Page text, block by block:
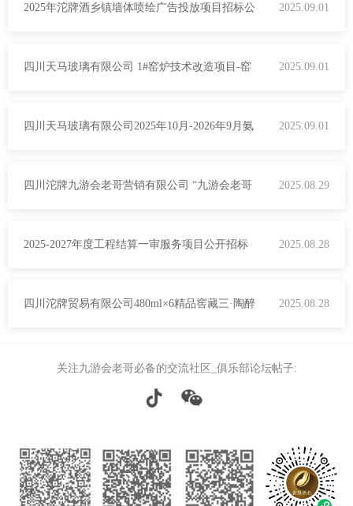
2025年沱牌酒乡镇墙体喷绘广告投放项目招标公 2025.09.01
四川天马玻璃有限公司 1#窑炉技术改造项目-窑 2025.09.01
四川天马玻璃有限公司2025年10月-2026年9月氨 2025.09.01
四川沱牌九游会老哥营销有限公司 “九游会老哥 2025.08.29
2025-2027年度工程结算一审服务项目公开招标 2025.08.28
四川沱牌贸易有限公司480ml×6精品窖藏三·陶醉 2025.08.28
关注九游会老哥必备的交流社区_俱乐部论坛帖子: